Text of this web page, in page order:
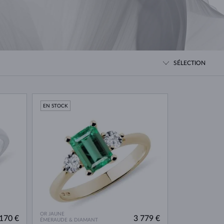
SÉLECTION
€
OR JAUNE
ÉMERAUDE & DIAMANT
EN STOCK
3 779 €